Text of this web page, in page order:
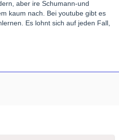
aber ire Schumann-und
kaum nach. Bei youtube gibt es
Es lohnt sich auf jeden Fall,